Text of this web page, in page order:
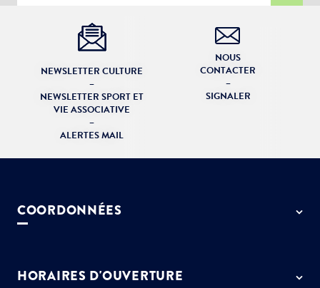
NEWSLETTER CULTURE
–
NEWSLETTER SPORT ET
VIE ASSOCIATIVE
–
ALERTES MAIL
NOUS
CONTACTER
–
SIGNALER
COORDONNÉES
01 64 13 55 55
HORAIRES D'OUVERTURE